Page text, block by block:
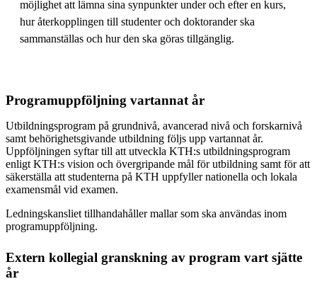
möjlighet att lämna sina synpunkter under och efter en kurs,
hur återkopplingen till studenter och doktorander ska
sammanställas och hur den ska göras tillgänglig.
Programuppföljning vartannat år
Utbildningsprogram på grundnivå, avancerad nivå och forskarnivå
samt behörighetsgivande utbildning följs upp vartannat år.
Uppföljningen syftar till att utveckla KTH:s utbildningsprogram
enligt KTH:s vision och övergripande mål för utbildning samt för att
säkerställa att studenterna på KTH uppfyller nationella och lokala
examensmål vid examen.
Ledningskansliet tillhandahåller mallar som ska användas inom
programuppföljning.
Extern kollegial granskning av program vart sjätte
år